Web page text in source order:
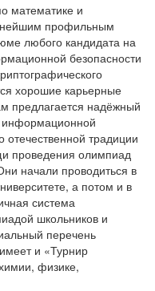
математике и
профильным
любого кандидата на
безопасности
хорошие карьерные
предлагается надёжный
информационной
отечественной традиции
проведения олимпиад
начали проводиться в
а потом и в
система
школьников и
перечень
и «Турнир
физике,